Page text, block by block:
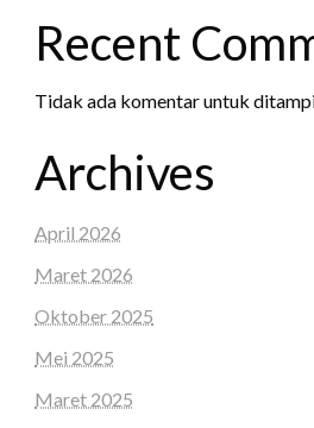
Recent
Tidak ada komentar untuk
Archives
April 2026
Maret 2026
Oktober 2025
Mei 2025
Maret 2025